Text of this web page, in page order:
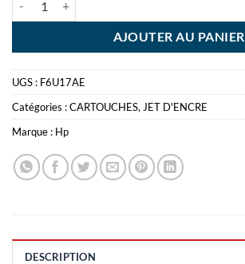
AJOUTER AU PANIER
UGS : F6U17AE
Catégories :CARTOUCHES, JET D'ENCRE
Marque : Hp
DESCRIPTION